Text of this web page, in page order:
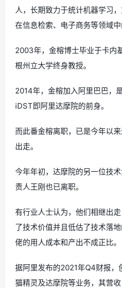
人，长期致力于统计机器学习
在信息检索、电子商务等领域中
2003年，金榕博士毕业于卡内
根州立大学终身教授。
2014年，金榕加入阿里巴巴，
iDST即阿里达摩院的前身。
而此番金榕离职，已是今年以
出走。
今年年初，达摩院的另一位技
责人王刚也已离职。
有行业人士认为，他们相继出
了技术价值并且低估了技术落
佬的用人成本和产出不成正比。
据阿里发布的2021年Q4财报，
猫精灵及达摩院等业务，其营收